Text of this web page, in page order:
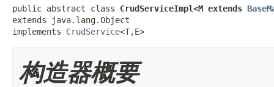
public abstract class CrudServiceImpl<M extends
extends java.lang.Object
implements CrudService<T,E>
构造器概要